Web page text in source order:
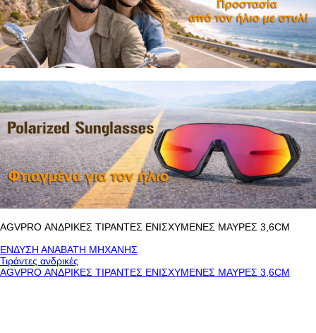
AGVPRO ΑΝΔΡΙΚΕΣ ΤΙΡΑΝΤΕΣ ΕΝΙΣΧΥΜΕΝΕΣ ΜΑΥΡΕΣ 3,6CM
ΕΝΔΥΣΗ ΑΝΑΒΑΤΗ ΜΗΧΑΝΗΣ
Τιράντες ανδρικές
AGVPRO ΑΝΔΡΙΚΕΣ ΤΙΡΑΝΤΕΣ ΕΝΙΣΧΥΜΕΝΕΣ ΜΑΥΡΕΣ 3,6CM